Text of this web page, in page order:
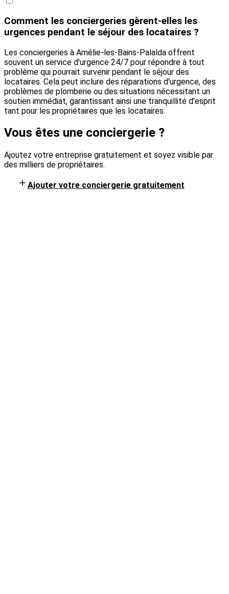
Comment les conciergeries gèrent-elles les
urgences pendant le séjour des locataires ?
Les conciergeries à Amélie-les-Bains-Palalda offrent
souvent un service d'urgence 24/7 pour répondre à tout
problème qui pourrait survenir pendant le séjour des
locataires. Cela peut inclure des réparations d'urgence, des
problèmes de plomberie ou des situations nécessitant un
soutien immédiat, garantissant ainsi une tranquillité d'esprit
tant pour les propriétaires que les locataires.
Vous êtes une conciergerie ?
Ajoutez votre entreprise gratuitement et soyez visible par
des milliers de propriétaires.
Ajouter votre conciergerie gratuitement